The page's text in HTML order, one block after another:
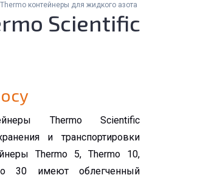
Thermo контейнеры для жидкого азота
Scientific
Thermo Scientific
и транспортировки
Thermo 5, Thermo 10,
30 имеют облегченный